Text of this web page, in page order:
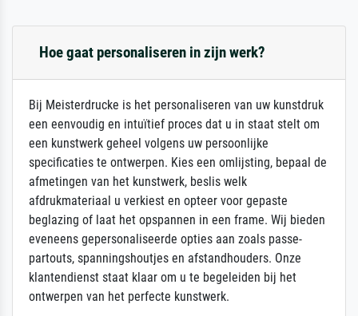
Hoe gaat personaliseren in zijn werk?
Bij Meisterdrucke is het personaliseren van uw kunstdruk
een eenvoudig en intuïtief proces dat u in staat stelt om
een kunstwerk geheel volgens uw persoonlijke
specificaties te ontwerpen. Kies een omlijsting, bepaal de
afmetingen van het kunstwerk, beslis welk
afdrukmateriaal u verkiest en opteer voor gepaste
beglazing of laat het opspannen in een frame. Wij bieden
eveneens gepersonaliseerde opties aan zoals passe-
partouts, spanningshoutjes en afstandhouders. Onze
klantendienst staat klaar om u te begeleiden bij het
ontwerpen van het perfecte kunstwerk.